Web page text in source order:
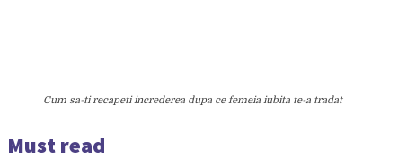
Cum sa-ti recapeti increderea dupa ce femeia iubita te-a tradat
Must read